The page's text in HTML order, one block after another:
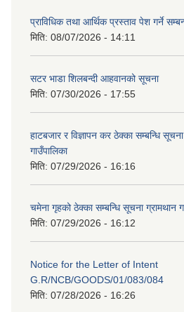
प्राविधिक तथा आर्थिक प्रस्ताव पेश गर्ने
मिति: 08/07/2026 - 14:11
सटर भाडा शिलबन्दी आहवानको सूचना
मिति: 07/30/2026 - 17:55
हाटबजार र विज्ञापन कर ठेक्का सम्बन्धि
गाउँपालिका
मिति: 07/29/2026 - 16:16
चमेना गृहको ठेक्का सम्बन्धि सूचना ग्रामथान
मिति: 07/29/2026 - 16:12
Notice for the Letter of Intent
G.R/NCB/GOODS/01/083/084
मिति: 07/28/2026 - 16:26